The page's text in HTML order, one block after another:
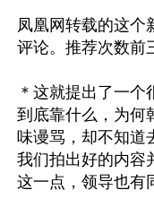
凤凰网转载的这个
评论。推荐次数前
＊这就提出了一
到底靠什么，为何
味谩骂，却不知道
我们拍出好的内容
这一点，领导也有